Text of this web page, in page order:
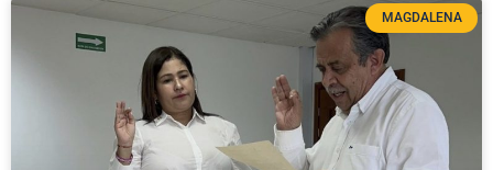
MAGDALENA